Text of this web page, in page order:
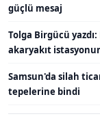
güçlü mesaj
Tolga Birgücü
akaryakıt
Samsun'da silah
tepelerine bindi